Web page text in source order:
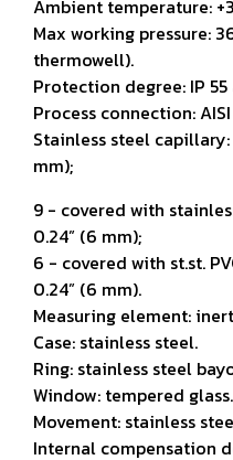
Ambient temperature:
Max working pressure:
thermowell).
Protection degree: IP 55
Process connection: AISI
Stainless steel capillary:
mm);
9 - covered with
0.24” (6 mm);
6 - covered with st.st.
0.24” (6 mm).
Measuring element:
Case: stainless steel.
Ring: stainless steel
Window: tempered glass.
Movement: stainless
Internal compensation